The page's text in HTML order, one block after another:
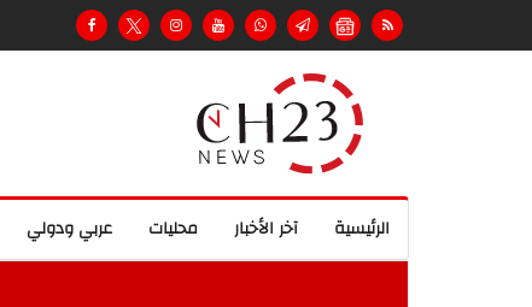
عربي ودولي محليات آخر الأخبار الرئيسية